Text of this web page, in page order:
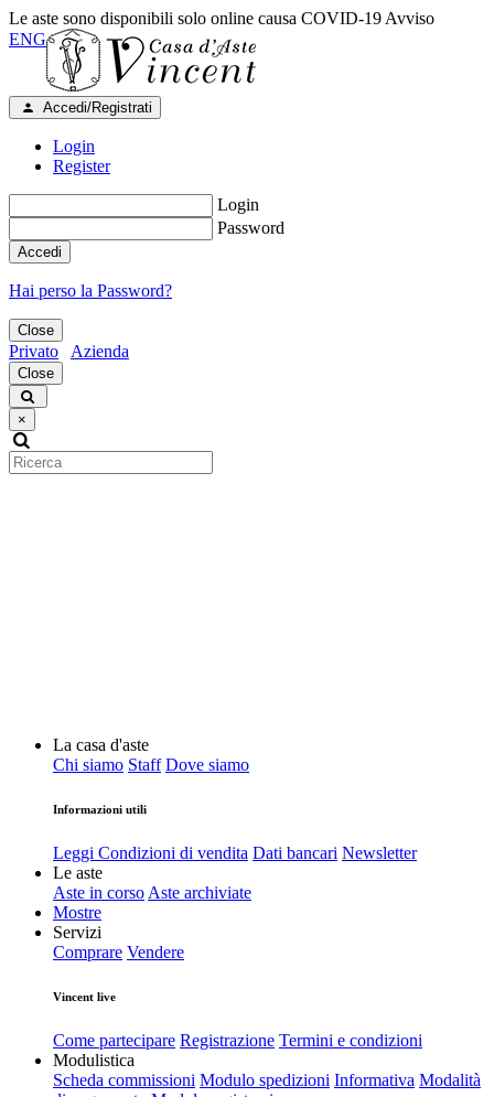
Le aste sono disponibili solo online causa COVID-19 Avviso
ENG
Accedi/Registrati
Login
Register
Login
Password
Accedi
Hai perso la Password?
Close
Privato Azienda
Close
×
La casa d'aste
Chi siamo Staff Dove siamo
Informazioni utili
Leggi Condizioni di vendita Dati bancari Newsletter
Le aste
Aste in corso Aste archiviate
Mostre
Servizi
Comprare Vendere
Vincent live
Come partecipare Registrazione Termini e condizioni
Modulistica
Scheda commissioni Modulo spedizioni Informativa Modalità